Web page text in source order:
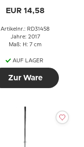
EUR 14,58
Artikelnr.: RD31458
Jahre: 2017
Maß: H: 7 cm
AUF LAGER
Zur Ware